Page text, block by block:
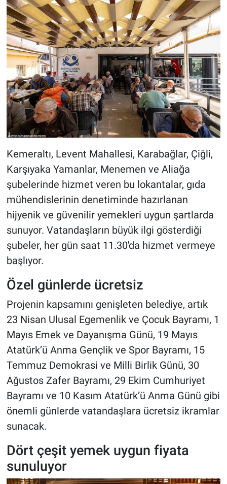
Kemeraltı, Levent Mahallesi, Karabağlar, Çiğli,
Karşıyaka Yamanlar, Menemen ve Aliağa
şubelerinde hizmet veren bu lokantalar, gıda
mühendislerinin denetiminde hazırlanan
hijyenik ve güvenilir yemekleri uygun şartlarda
sunuyor. Vatandaşların büyük ilgi gösterdiği
şubeler, her gün saat 11.30'da hizmet vermeye
başlıyor.
Özel günlerde ücretsiz
Projenin kapsamını genişleten belediye, artık
23 Nisan Ulusal Egemenlik ve Çocuk Bayramı, 1
Mayıs Emek ve Dayanışma Günü, 19 Mayıs
Atatürk’ü Anma Gençlik ve Spor Bayramı, 15
Temmuz Demokrasi ve Milli Birlik Günü, 30
Ağustos Zafer Bayramı, 29 Ekim Cumhuriyet
Bayramı ve 10 Kasım Atatürk’ü Anma Günü gibi
önemli günlerde vatandaşlara ücretsiz ikramlar
sunacak.
Dört çeşit yemek uygun fiyata
sunuluyor